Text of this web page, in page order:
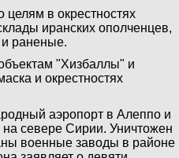
в окрестностях
иранских ополченцев,
раненые.
"Хизбаллы" и
и окрестностях
аэропорт в Алеппо и
севере Сирии. Уничтожен
военные заводы в районе